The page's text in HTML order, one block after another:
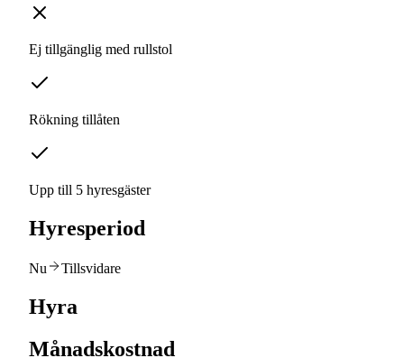
Ej tillgänglig med rullstol
Rökning tillåten
Upp till 5 hyresgäster
Hyresperiod
Nu Tillsvidare
Hyra
Månadskostnad